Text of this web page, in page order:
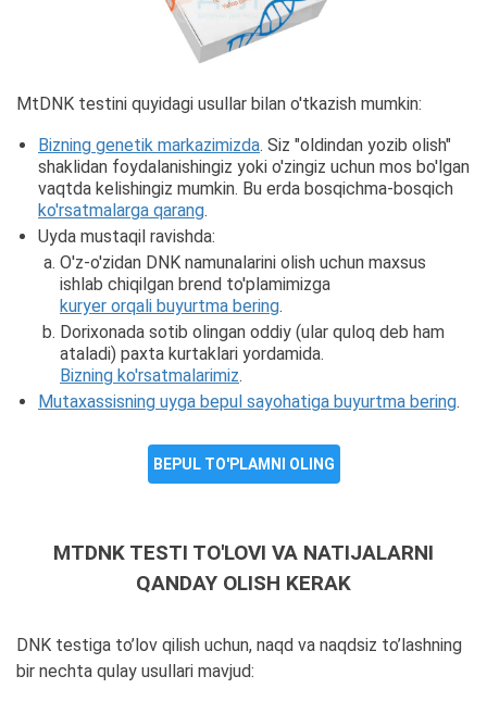
MtDNK testini quyidagi usullar bilan o'tkazish mumkin:
Bizning genetik markazimizda. Siz "oldindan yozib olish"
shaklidan foydalanishingiz yoki o'zingiz uchun mos bo'lgan
vaqtda kelishingiz mumkin. Bu erda bosqichma-bosqich
ko'rsatmalarga qarang.
Uyda mustaqil ravishda:
O'z-o'zidan DNK namunalarini olish uchun maxsus
ishlab chiqilgan brend to'plamimizga
kuryer orqali buyurtma bering.
Dorixonada sotib olingan oddiy (ular quloq deb ham
ataladi) paxta kurtaklari yordamida.
Bizning ko'rsatmalarimiz.
Mutaxassisning uyga bepul sayohatiga buyurtma bering.
BEPUL TO'PLAMNI OLING
MTDNK TESTI TO'LOVI VA NATIJALARNI
QANDAY OLISH KERAK
DNK testiga to’lov qilish uchun, naqd va naqdsiz to’lashning
bir nechta qulay usullari mavjud: